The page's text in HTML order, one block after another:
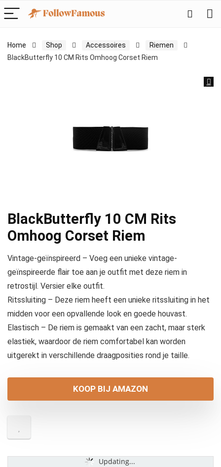
Home Shop Accessoires
Riemen
BlackButterfly 10 CM Rits Omhoog Corset Riem
BlackButterfly 10 CM Rits
Omhoog Corset Riem
Vintage-geïnspireerd – Voeg een unieke vintage-
geïnspireerde flair toe aan je outfit met deze riem in
retrostijl. Versier elke outfit.
Ritssluiting – Deze riem heeft een unieke ritssluiting in het
midden voor een opvallende look en goede houvast.
Elastisch – De riem is gemaakt van een zacht, maar sterk
elastiek, waardoor de riem comfortabel kan worden
uitgerekt in verschillende draagposities rond je taille.
KOOP BIJ AMAZON
Updating...